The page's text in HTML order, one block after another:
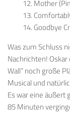
12. Mother
13.
14. Goodbye
Was zum Schluss
Nachrichten!
Wall” noch große
Musical und
Es war eine äußert
85 Minuten